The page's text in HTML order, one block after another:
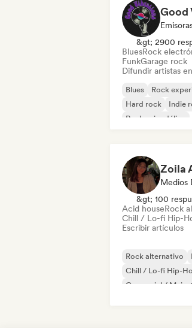
Good
&gt; 2900
BluesRock
FunkGarage rock
Difundir artistas
Blues Rock
Hard rock
Indie
Rock psicodélico
Zoila
&gt; 100
Acid houseRock
Chill / Lo-fi Hip-
Escribir artículos
Rock alternativo
Chill / Lo-fi Hip-
Comercial /